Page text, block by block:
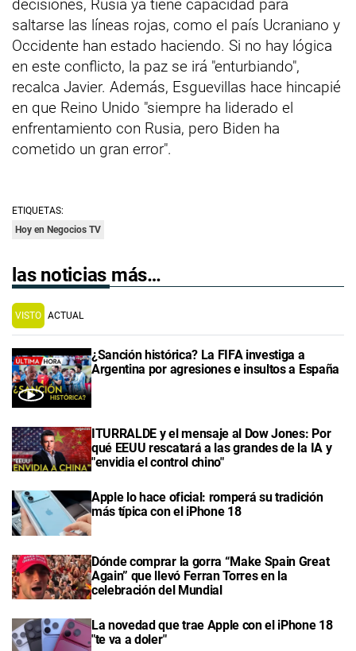
decisiones, Rusia ya tiene capacidad para
saltarse las líneas rojas, como el país Ucraniano y
Occidente han estado haciendo. Si no hay lógica
en este conflicto, la paz se irá "enturbiando",
recalca Javier. Además, Esguevillas hace hincapié
en que Reino Unido "siempre ha liderado el
enfrentamiento con Rusia, pero Biden ha
cometido un gran error".
ETIQUETAS:
Hoy en Negocios TV
las noticias más…
VISTO ACTUAL
¿Sanción histórica? La FIFA investiga a
Argentina por agresiones e insultos a España
ITURRALDE y el mensaje al Dow Jones: Por
qué EEUU rescatará a las grandes de la IA y
"envidia el control chino"
Apple lo hace oficial: romperá su tradición
más típica con el iPhone 18
Dónde comprar la gorra “Make Spain Great
Again” que llevó Ferran Torres en la
celebración del Mundial
La novedad que trae Apple con el iPhone 18
"te va a doler"